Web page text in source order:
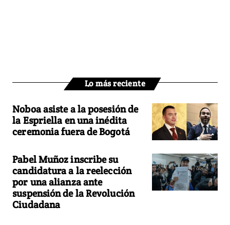
Lo más reciente
Noboa asiste a la posesión de
la Espriella en una inédita
ceremonia fuera de Bogotá
Pabel Muñoz inscribe su
candidatura a la reelección
por una alianza ante
suspensión de la Revolución
Ciudadana